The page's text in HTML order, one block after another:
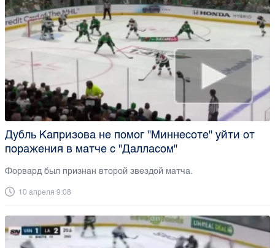
Дубль Капризова не помог "Миннесоте" уйти от
поражения в матче с "Далласом"
Форвард был признан второй звездой матча.
10 апреля 9:08